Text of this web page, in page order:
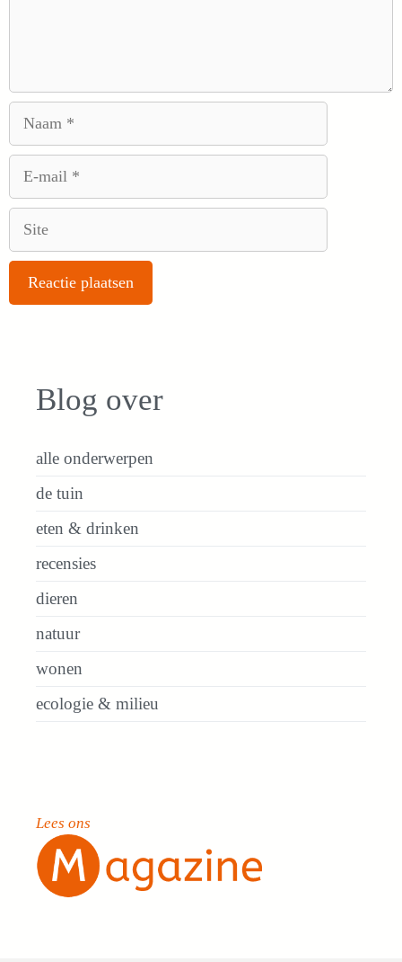
Blog over
alle onderwerpen
de tuin
eten & drinken
recensies
dieren
natuur
wonen
ecologie & milieu
Lees ons